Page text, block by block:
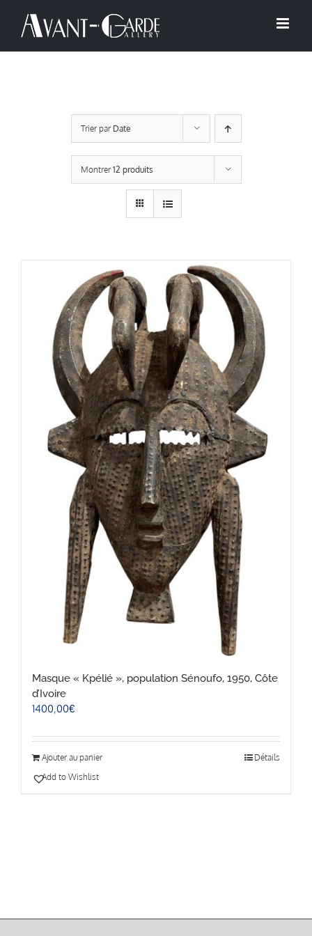
contenu
Trier par Date
Montrer 12 produits
Masque « Kpélié », population Sénoufo, 1950, Côte
d’Ivoire
1400,00€
Ajouter au panier
Détails
Add to Wishlist